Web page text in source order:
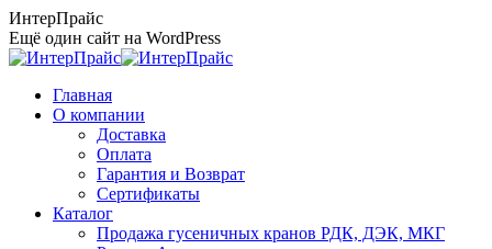
Перейти
к
содержанию
ИнтерПрайс
Ещё один сайт на WordPress
Главная
О компании
Доставка
Оплата
Гарантия и Возврат
Сертификаты
Каталог
Продажа гусеничных кранов РДК, ДЭК, МКГ